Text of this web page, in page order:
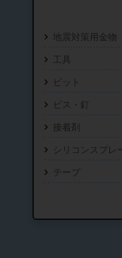
地震対策用金物
工具
ビット
ビス・釘
接着剤
シリコンスプレー
テープ